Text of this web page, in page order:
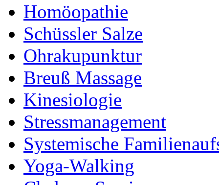
Homöopathie
Schüssler Salze
Ohrakupunktur
Breuß Massage
Kinesiologie
Stressmanagement
Systemische
Yoga-Walking